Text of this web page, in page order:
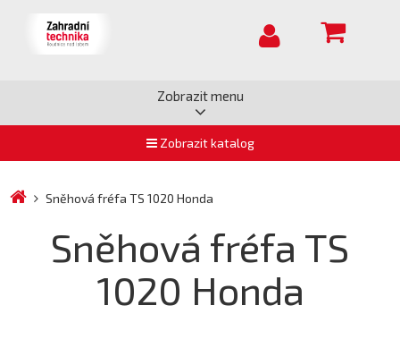
Zobrazit menu
Zobrazit katalog
Sněhová fréfa TS 1020 Honda
Sněhová fréfa TS
1020 Honda